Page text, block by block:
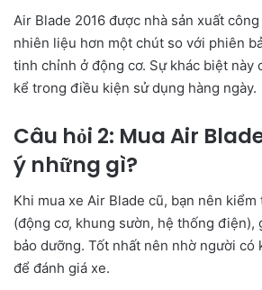
Air Blade 2016 được nhà sản xuất
nhiên liệu hơn một chút so với phiên
tinh chỉnh ở động cơ. Sự khác biệt này
kể trong điều kiện sử dụng hàng ngày.
Câu hỏi 2: Mua Air
ý những gì?
Khi mua xe Air Blade cũ, bạn nên
(động cơ, khung sườn, hệ thống điện),
bảo dưỡng. Tốt nhất nên nhờ người có
để đánh giá xe.